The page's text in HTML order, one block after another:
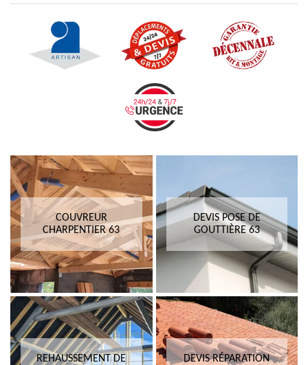
COUVREUR
CHARPENTIER 63
DEVIS POSE DE
GOUTTIÈRE 63
REHAUSSEMENT DE
DEVIS RÉPARATION